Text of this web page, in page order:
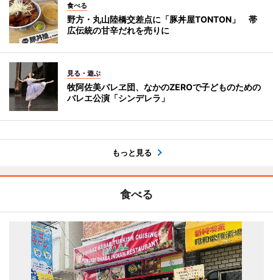
食べる
野方・丸山陸橋交差点に「豚丼屋TONTON」 帯
広伝統の甘辛だれを売りに
見る・遊ぶ
牧阿佐美バレヱ団、なかのZEROで子どものための
バレエ公演「シンデレラ」
もっと見る
食べる